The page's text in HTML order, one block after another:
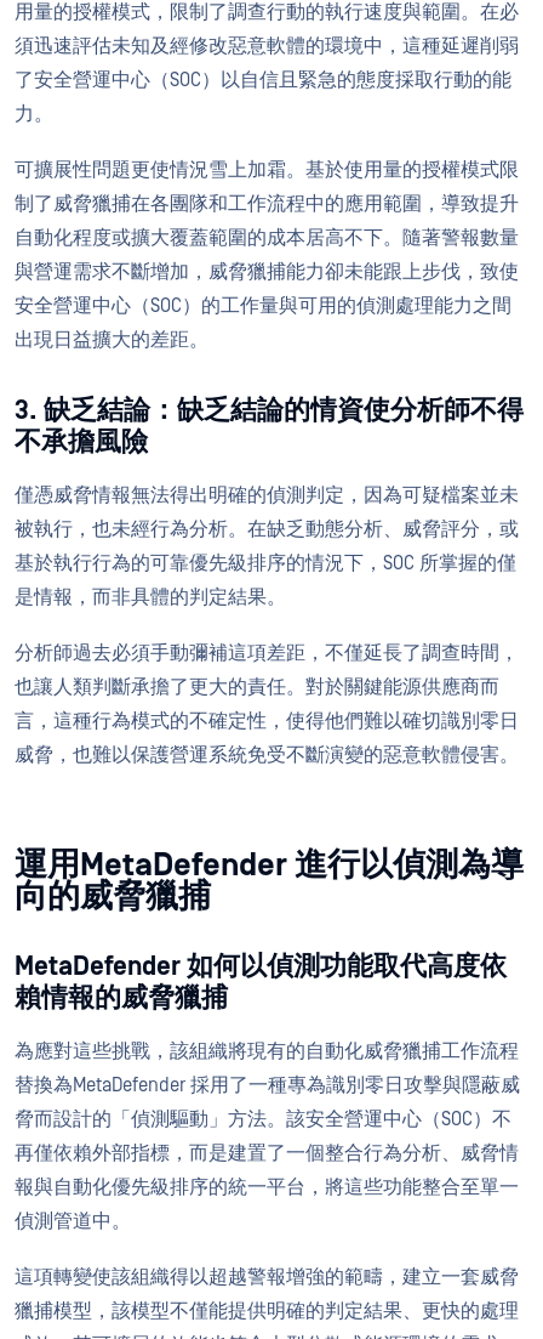
用量的授權模式，限制了調查行動的執行速度與範圍。在必
須迅速評估未知及經修改惡意軟體的環境中，這種延遲削弱
了安全營運中心（SOC）以自信且緊急的態度採取行動的能
力。
可擴展性問題更使情況雪上加霜。基於使用量的授權模式限
制了威脅獵捕在各團隊和工作流程中的應用範圍，導致提升
自動化程度或擴大覆蓋範圍的成本居高不下。隨著警報數量
與營運需求不斷增加，威脅獵捕能力卻未能跟上步伐，致使
安全營運中心（SOC）的工作量與可用的偵測處理能力之間
出現日益擴大的差距。
3. 缺乏結論：缺乏結論的情資使分析師不得
不承擔風險
僅憑威脅情報無法得出明確的偵測判定，因為可疑檔案並未
被執行，也未經行為分析。在缺乏動態分析、威脅評分，或
基於執行行為的可靠優先級排序的情況下，SOC 所掌握的僅
是情報，而非具體的判定結果。
分析師過去必須手動彌補這項差距，不僅延長了調查時間，
也讓人類判斷承擔了更大的責任。對於關鍵能源供應商而
言，這種行為模式的不確定性，使得他們難以確切識別零日
威脅，也難以保護營運系統免受不斷演變的惡意軟體侵害。
運用MetaDefender 進行以偵測為導
向的威脅獵捕
MetaDefender 如何以偵測功能取代高度依
賴情報的威脅獵捕
為應對這些挑戰，該組織將現有的自動化威脅獵捕工作流程
替換為MetaDefender 採用了一種專為識別零日攻擊與隱蔽威
脅而設計的「偵測驅動」方法。該安全營運中心（SOC）不
再僅依賴外部指標，而是建置了一個整合行為分析、威脅情
報與自動化優先級排序的統一平台，將這些功能整合至單一
偵測管道中。
這項轉變使該組織得以超越警報增強的範疇，建立一套威脅
獵捕模型，該模型不僅能提供明確的判定結果、更快的處理